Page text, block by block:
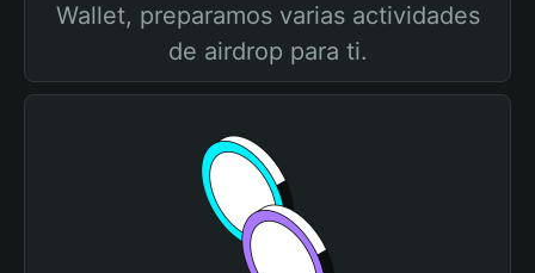
Wallet, preparamos varias actividades
de airdrop para ti.